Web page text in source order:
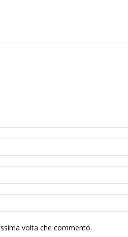
volta che commento.